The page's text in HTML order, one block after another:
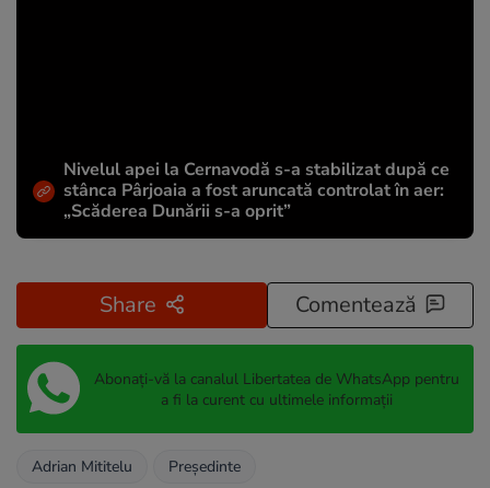
Nivelul apei la Cernavodă s-a stabilizat după ce
stânca Pârjoaia a fost aruncată controlat în aer:
„Scăderea Dunării s-a oprit”
Share Comentează
Abonați-vă la canalul Libertatea de WhatsApp pentru
a fi la curent cu ultimele informații
Adrian Mititelu Președinte